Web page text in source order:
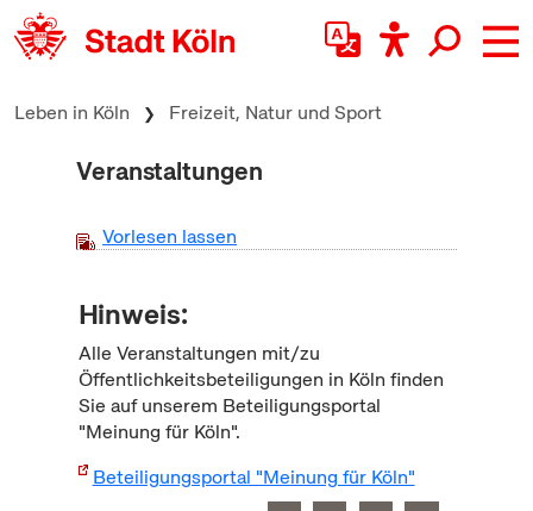
zum Inhalt springen
Leben in Köln Freizeit, Natur und Sport
Veranstaltungen
Vorlesen lassen
Hinweis:
Alle Veranstaltungen mit/zu
Öffentlichkeitsbeteiligungen in Köln finden
Sie auf unserem Beteiligungsportal
"Meinung für Köln".
Beteiligungsportal "Meinung für Köln"